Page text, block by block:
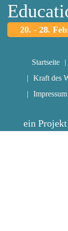
20. - 28.
Startseite
Kraft des
Impressum
ein